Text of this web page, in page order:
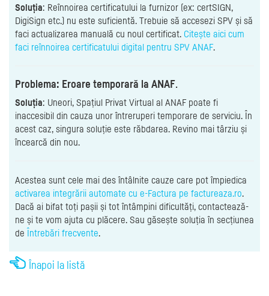
Soluția: Reînnoirea certificatului la furnizor (ex: certSIGN,
DigiSign etc.) nu este suficientă. Trebuie să accesezi SPV și să
faci actualizarea manuală cu noul certificat. Citește aici cum
faci reînnoirea certificatului digital pentru SPV ANAF.
Problema: Eroare temporară la ANAF.
Soluția: Uneori, Spațiul Privat Virtual al ANAF poate fi
inaccesibil din cauza unor întreruperi temporare de serviciu. În
acest caz, singura soluție este răbdarea. Revino mai târziu și
încearcă din nou.
Acestea sunt cele mai des întâlnite cauze care pot împiedica
activarea integrării automate cu e-Factura pe factureaza.ro.
Dacă ai bifat toți pașii și tot întâmpini dificultăți, contactează-
ne și te vom ajuta cu plăcere. Sau găsește soluția în secțiunea
de Întrebări frecvente.
Înapoi la listă